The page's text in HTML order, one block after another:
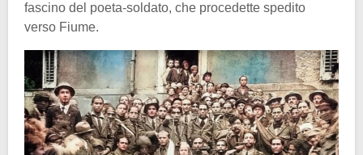
fascino del poeta-soldato, che procedette spedito
verso Fiume.